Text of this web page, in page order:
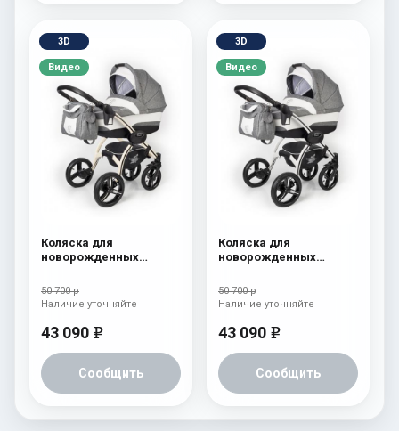
3D
Видео
Коляска для
новорожденных
Beige) Denim
50 700 р
43 090 e
Сообщить
Наличие уточняйте
3D
Видео
Коляска для
новорожденных
White) Denim
50 700 р
43 090 e
Сообщить
Наличие уточняйте